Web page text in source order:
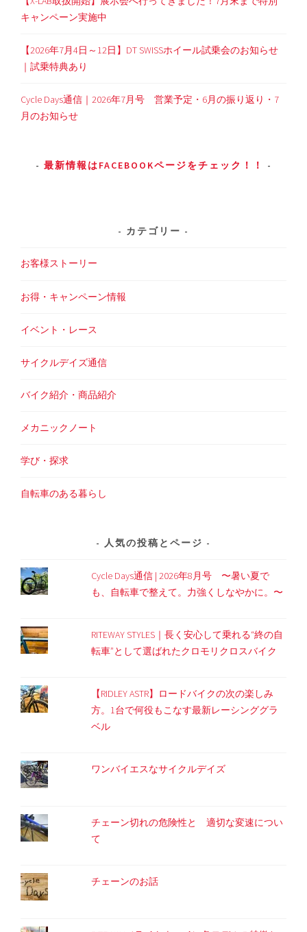
キャンペーン実施中
【2026年7月4日～12日】DT SWISSホイール試乗会のお知らせ
｜試乗特典あり
Cycle Days通信｜2026年7月号 営業予定・6月の振り返り・7
月のお知らせ
最新情報はFACEBOOKページをチェック！！
カテゴリー
お客様ストーリー
お得・キャンペーン情報
イベント・レース
サイクルデイズ通信
バイク紹介・商品紹介
メカニックノート
学び・探求
自転車のある暮らし
人気の投稿とページ
Cycle Days通信 | 2026年8月号 〜暑い夏で
も、自転車で整えて。力強くしなやかに。〜
RITEWAY STYLES｜長く安心して乗れる“終の自
転車”として選ばれたクロモリクロスバイク
【RIDLEY ASTR】ロードバイクの次の楽しみ
方。1台で何役もこなす最新レーシンググラ
ベル
ワンバイエスなサイクルデイズ
チェーン切れの危険性と 適切な変速につい
て
チェーンのお話